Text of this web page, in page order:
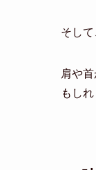
そして
肩や
もし